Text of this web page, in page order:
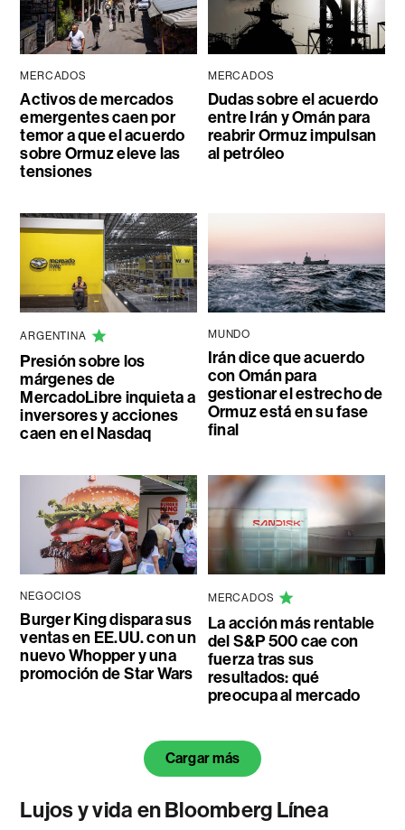
MERCADOS
Activos de mercados
emergentes caen por
temor a que el acuerdo
sobre Ormuz eleve las
tensiones
MERCADOS
Dudas sobre el acuerdo
entre Irán y Omán para
reabrir Ormuz impulsan
al petróleo
ARGENTINA
Presión sobre los
márgenes de
MercadoLibre inquieta a
inversores y acciones
caen en el Nasdaq
MUNDO
Irán dice que acuerdo
con Omán para
gestionar el estrecho de
Ormuz está en su fase
final
NEGOCIOS
Burger King dispara sus
ventas en EE.UU. con un
nuevo Whopper y una
promoción de Star Wars
MERCADOS
La acción más rentable
del S&P 500 cae con
fuerza tras sus
resultados: qué
preocupa al mercado
Cargar más
Lujos y vida en Bloomberg Línea